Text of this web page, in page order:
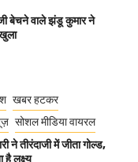
बेचने वाले झंडू कुमार ने
खबर हटकर
सोशल मीडिया वायरल
ने तीरंदाजी में जीता गोल्ड,